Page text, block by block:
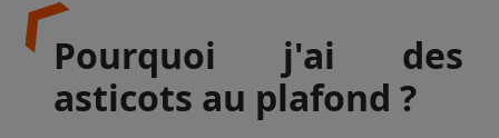
Pourquoi j'ai des
asticots au plafond ?